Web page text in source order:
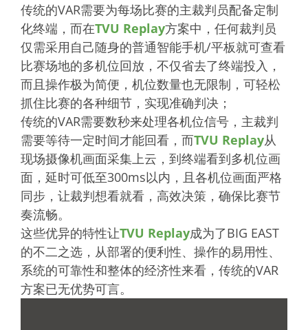
传统的VAR需要为每场比赛的主裁判员配备定制
化终端，而在TVU Replay方案中，任何裁判员
仅需采用自己随身的普通智能手机/平板就可查看
比赛场地的多机位回放，不仅省去了终端投入，
而且操作极为简便，机位数量也无限制，可轻松
抓住比赛的各种细节，实现准确判决；
传统的VAR需要数秒来处理各机位信号，主裁判
需要等待一定时间才能回看，而TVU Replay从
现场摄像机画面采集上云，到终端看到多机位画
面，延时可低至300ms以内，且各机位画面严格
同步，让裁判想看就看，高效决策，确保比赛节
奏流畅。
这些优异的特性让TVU Replay成为了BIG EAST
的不二之选，从部署的便利性、操作的易用性、
系统的可靠性和整体的经济性来看，传统的VAR
方案已无优势可言。